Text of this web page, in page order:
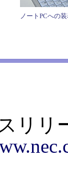
ノートPCへの
リリ